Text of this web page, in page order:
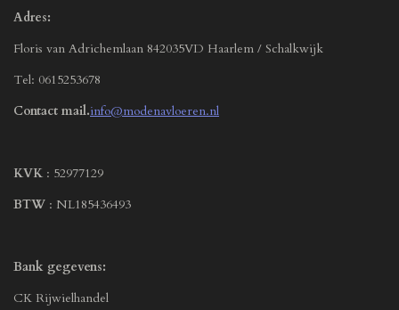
Adres:
Floris van Adrichemlaan 842035VD Haarlem / Schalkwijk
Tel: 0615253678
Contact mail.info@modenavloeren.nl
KVK : 52977129
BTW : NL185436493
Bank gegevens:
CK Rijwielhandel